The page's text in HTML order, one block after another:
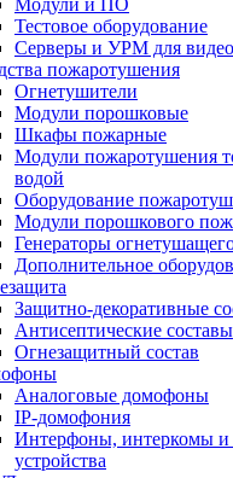
Модули и ПО
Тестовое оборудование
Серверы и УРМ для
пожаротушения
Огнетушители
Модули порошковые
Шкафы пожарные
Модули пожаротушения
водой
Оборудование
Модули порошкового
Генераторы
Дополнительное
Защитно-декоративные
Антисептические составы
Огнезащитный состав
Аналоговые домофоны
IP-домофония
Интерфоны, интеркомы и
устройства